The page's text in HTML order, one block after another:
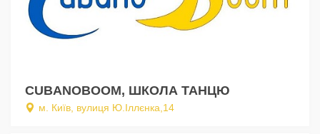
CUBANOBOOM, ШКОЛА ТАНЦЮ
м. Київ, вулиця Ю.Іллєнка,14